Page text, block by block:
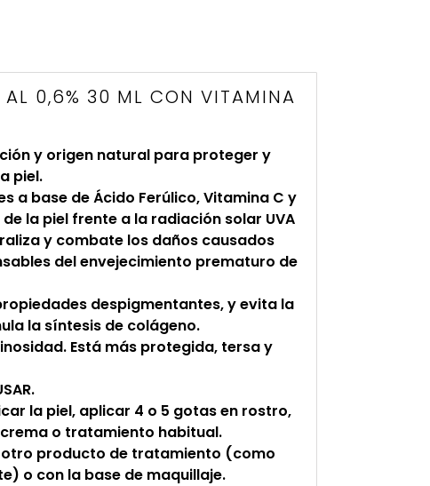
AL 0,6% 30 ML CON VITAMINA
y origen natural para proteger y
piel.
a base de Ácido Ferúlico, Vitamina C y
la piel frente a la radiación solar UVA
y combate los daños causados
del envejecimiento prematuro de
despigmentantes, y evita la
la síntesis de colágeno.
Está más protegida, tersa y
la piel, aplicar 4 o 5 gotas en rostro,
o tratamiento habitual.
producto de tratamiento (como
o con la base de maquillaje.